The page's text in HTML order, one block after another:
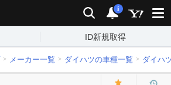
検索 通知
i
ID新規取得
メーカー一覧 ダイハツの車種一覧 ダイハ